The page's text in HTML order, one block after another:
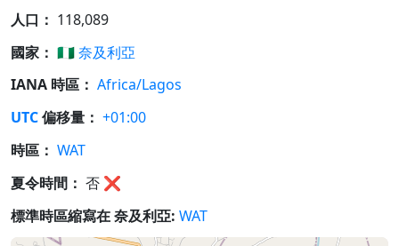
人口： 118,089
國家： 🇳🇬奈及利亞
IANA 時區： Africa/Lagos
UTC偏移量： +01:00
時區： WAT
夏令時間： 否 ❌
標準時區縮寫在 奈及利亞: WAT